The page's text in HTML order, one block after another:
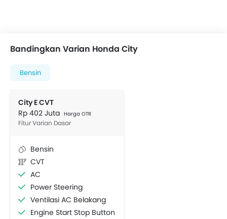
Bandingkan Varian Honda City
Bensin
City E CVT
Rp 402 Juta Harga OTR
Fitur Varian Dasar
Bensin
CVT
AC
Power Steering
Ventilasi AC Belakang
Engine Start Stop Button